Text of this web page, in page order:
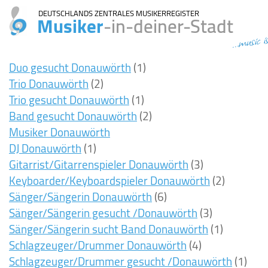
DEUTSCHLANDS ZENTRALES MUSIKERREGISTER
Musiker-in-deiner-Stadt...music
Duo gesucht Donauwörth(1)
Trio Donauwörth(2)
Trio gesucht Donauwörth(1)
Band gesucht Donauwörth(2)
Musiker Donauwörth
DJ Donauwörth(1)
Gitarrist/Gitarrenspieler Donauwörth(3)
Keyboarder/Keyboardspieler Donauwörth(2)
Sänger/Sängerin Donauwörth(6)
Sänger/Sängerin gesucht /Donauwörth(3)
Sänger/Sängerin sucht Band Donauwörth(1)
Schlagzeuger/Drummer Donauwörth(4)
Schlagzeuger/Drummer gesucht /Donauwörth(1)